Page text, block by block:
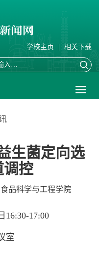
学校主页 相关下载
生菌定向选
调控
食品科学与工程学院
16:30-17:00
室